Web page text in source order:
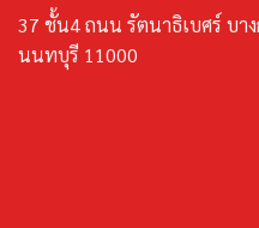
37 ชั้น4 ถนน รัตนาธิเบศร์ บา
นนทบุรี 11000